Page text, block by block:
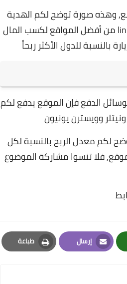
وهذه صورة توضح لكم الهدية
ويعتبر موقع linkvertise من أفضل المواقع لكسب المال
الدفع فإن الموقع يدفع لكم
وويسترن يونيون
لكم معدل الربح بالنسبة لكل
فلا تنسوا مشاركة الموضوع
إرسال
Email
طباعة
Print